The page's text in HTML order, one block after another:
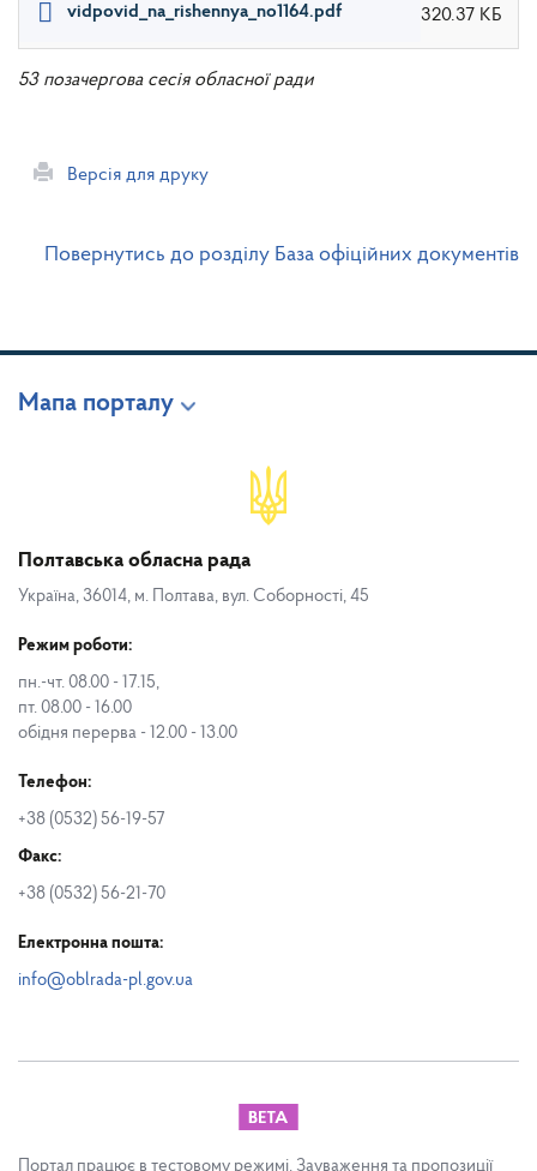
vidpovid_na_rishennya_no1164.pdf 320.37 КБ
53 позачергова сесія обласної ради
Версія для друку
Повернутись до розділу База офіційних документів
Мапа порталу
Полтавська обласна рада
Україна, 36014, м. Полтава, вул. Соборності, 45
Режим роботи:
пн.-чт. 08.00 - 17.15,
пт. 08.00 - 16.00
обідня перерва - 12.00 - 13.00
Телефон:
+38 (0532) 56-19-57
Факс:
+38 (0532) 56-21-70
Електронна пошта:
info@oblrada-pl.gov.ua
Портал працює в тестовому режимі. Зауваження та пропозиції